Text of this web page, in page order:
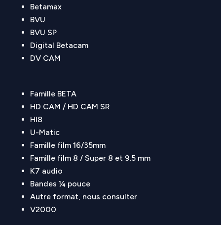
Betamax
BVU
BVU SP
Digital Betacam
DV CAM
Famille BETA
HD CAM / HD CAM SR
HI8
U-Matic
Famille film 16/35mm
Famille film 8 / Super 8 et 9.5 mm
K7 audio
Bandes ¼ pouce
Autre format, nous consulter
V2000